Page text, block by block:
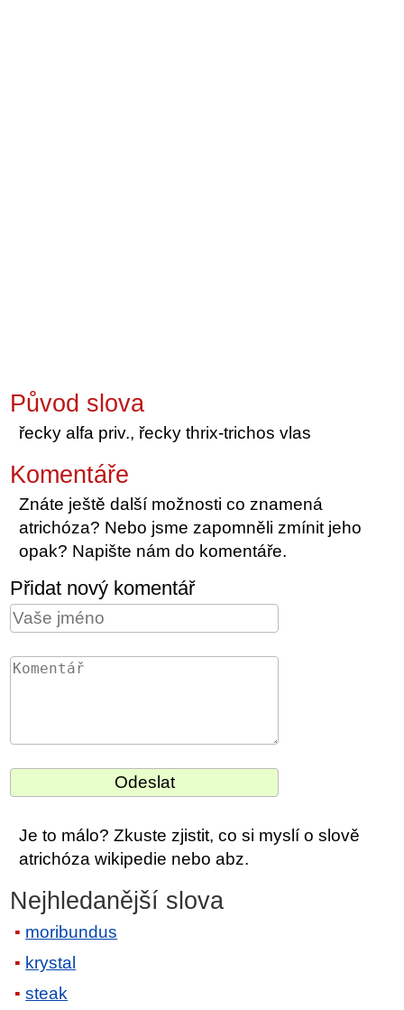
Původ slova
řecky alfa priv., řecky thrix-trichos vlas
Komentáře
Znáte ještě další možnosti co znamená
atrichóza? Nebo jsme zapomněli zmínit jeho
opak? Napište nám do komentáře.
Přidat nový komentář
Je to málo? Zkuste zjistit, co si myslí o slově
atrichóza wikipedie nebo abz.
Nejhledanější slova
moribundus
krystal
steak